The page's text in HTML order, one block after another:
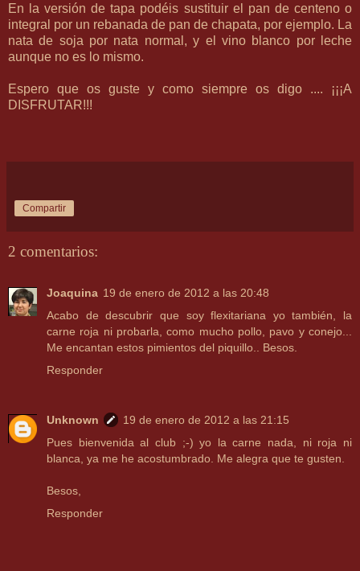
En la versión de tapa podéis sustituir el pan de centeno o
integral por un rebanada de pan de chapata, por ejemplo. La
nata de soja por nata normal, y el vino blanco por leche
aunque no es lo mismo.
Espero que os guste y como siempre os digo .... ¡¡¡A
DISFRUTAR!!!
Compartir
2 comentarios:
Joaquina 19 de enero de 2012 a las 20:48
Acabo de descubrir que soy flexitariana yo también, la
carne roja ni probarla, como mucho pollo, pavo y conejo...
Me encantan estos pimientos del piquillo.. Besos.
Responder
Unknown
19 de enero de 2012 a las 21:15
Pues bienvenida al club ;-) yo la carne nada, ni roja ni
blanca, ya me he acostumbrado. Me alegra que te gusten.
Besos,
Responder